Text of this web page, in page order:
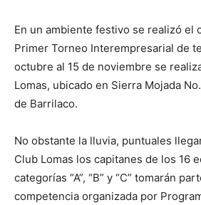
En un ambiente festivo se realizó el
Primer Torneo Interempresarial de
octubre al 15 de noviembre se
Lomas, ubicado en Sierra Mojada
de Barrilaco.
No obstante la lluvia, puntuales
Club Lomas los capitanes de los 16
categorías “A”, “B” y “C” tomarán
competencia organizada por